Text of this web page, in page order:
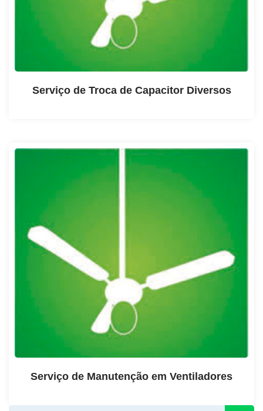
Serviço de Troca de Capacitor Diversos
Serviço de Manutenção em Ventiladores